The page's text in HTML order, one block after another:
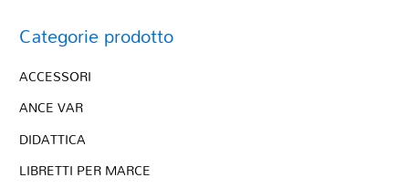
Categorie prodotto
ACCESSORI
ANCE VAR
DIDATTICA
LIBRETTI PER MARCE